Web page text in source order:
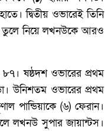
দ্বিতীয় ওভারেই তিনি
তুলে নিয়ে লখনউকে আরও
ষষ্ঠদশ ওভারের প্রথম
উনিশতম ওভারের প্রথম
(‌৬) ফেরান।
লখনউ সুপার জায়ান্টস।